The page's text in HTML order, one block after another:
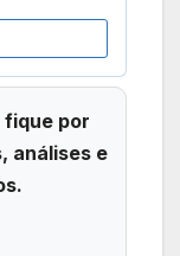
fique por
análises e